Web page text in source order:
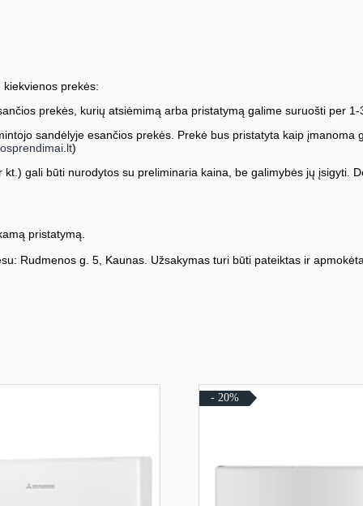
prekės:
prekės, kurių atsiėmimą arba pristatymą galime suruošti per
sandėlyje esančios prekės. Prekė bus pristatyta kaip įmanoma
)
gali būti nurodytos su preliminaria kaina, be galimybės jų įsigyti.
pristatymą.
Rudmenos g. 5, Kaunas. Užsakymas turi būti pateiktas ir
- 20%